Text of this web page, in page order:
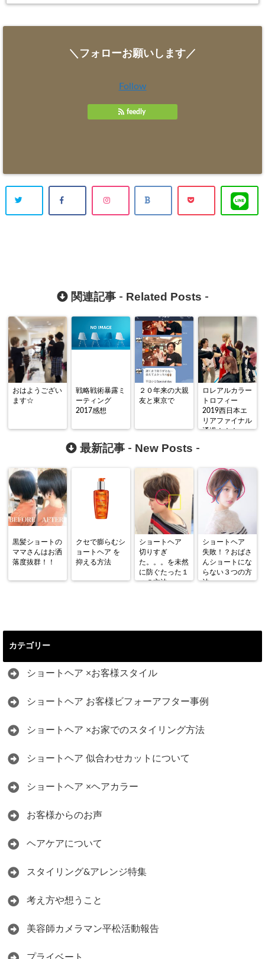
＼フォローお願いします／
Follow
feedly
関連記事 - Related Posts -
おはようござい
ます☆
戦略戦術暴露ミ
ーティング
2017感想
２０年来の大親
友と東京で
ロレアルカラー
トロフィー
2019西日本エ
リアファイナル
通過！！！
最新記事 - New Posts -
黒髪ショートの
ママさんはお洒
落度抜群！！
クセで膨らむシ
ョートヘア を
抑える方法
ショートヘア
切りすぎ
た。。。を未然
に防ぐたった１
つの方法
ショートヘア
失敗！？おばさ
んショートにな
らない３つの方
法
カテゴリー
ショートヘア ×お客様スタイル
ショートヘア お客様ビフォーアフター事例
ショートヘア ×お家でのスタイリング方法
ショートヘア 似合わせカットについて
ショートヘア ×ヘアカラー
お客様からのお声
ヘアケアについて
スタイリング&アレンジ特集
考え方や想うこと
美容師カメラマン平松活動報告
プライベート